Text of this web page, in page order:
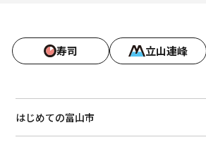
寿司 立山連峰
はじめての富山市